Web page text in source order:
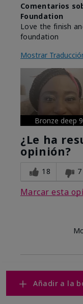
Añadir a la
Comentarios
Foundation
Love the finish
foundation
Mostrar
Bronze deep 9
¿Le ha
opinión?
18 7
Marcar esta